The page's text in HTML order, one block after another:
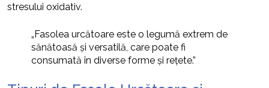
stresului oxidativ.
„Fasolea urcătoare este o legumă extrem de
sănătoasă și versatilă, care poate fi
consumată în diverse forme și rețete.”